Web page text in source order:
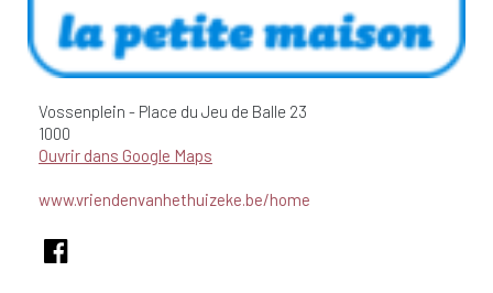
Vossenplein - Place du Jeu de Balle 23
1000
Ouvrir dans Google Maps
www.vriendenvanhethuizeke.be/home